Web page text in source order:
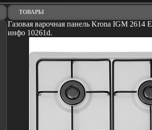
ТОВАРЫ
Газовая варочная панель Krona IGM 2614
инфо 10261d.